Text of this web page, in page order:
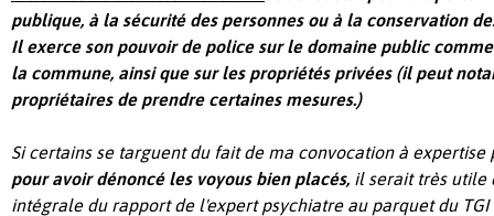
publique, à la sécurité des personnes ou à la conservation
Il exerce son pouvoir de police sur le domaine public
la commune, ainsi que sur les propriétés privées (il peut
propriétaires de prendre certaines mesures.)
Si certains se targuent du fait de ma convocation à
pour avoir dénoncé les voyous bien placés, il serait très utile
intégrale du rapport de l'expert psychiatre au parquet du